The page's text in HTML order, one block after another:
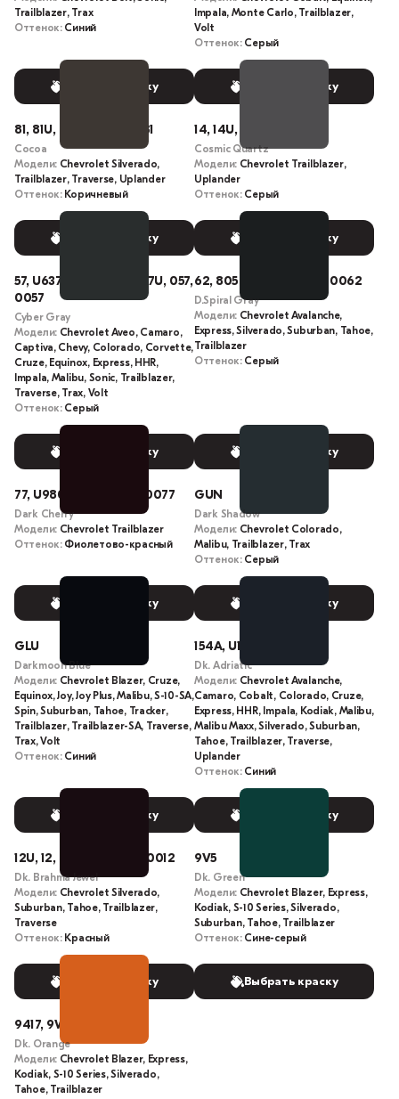
Trailblazer, Trax
Оттенок: Синий
Выбрать краску
Impala, Monte Carlo, Trailblazer,
Volt
Оттенок: Серый
Выбрать краску
81, 81U, U414P, 414P, 081
Cocoa
Модели: Chevrolet Silverado,
Trailblazer, Traverse, Uplander
Оттенок: Коричневый
Выбрать краску
14, 14U, 014
Cosmic Quartz
Модели: Chevrolet Trailblazer,
Uplander
Оттенок: Серый
Выбрать краску
57, U637R, GBV, 637R, 57U, 057,
0057
Cyber Gray
Модели: Chevrolet Aveo, Camaro,
Captiva, Chevy, Colorado, Corvette,
Cruze, Equinox, Express, HHR,
Impala, Malibu, Sonic, Trailblazer,
Traverse, Trax, Volt
Оттенок: Серый
Выбрать краску
62, 805K, U805K, 062, 0062
D.Spiral Gray
Модели: Chevrolet Avalanche,
Express, Silverado, Suburban, Tahoe,
Trailblazer
Оттенок: Серый
Выбрать краску
77, U9800, 9800, 077, 0077
Dark Cherry
Модели: Chevrolet Trailblazer
Оттенок: Фиолетово-красный
Выбрать краску
GUN
Dark Shadow
Модели: Chevrolet Colorado,
Malibu, Trailblazer, Trax
Оттенок: Серый
Выбрать краску
GLU
Darkmoon Blue
Модели: Chevrolet Blazer, Cruze,
Equinox, Joy, Joy Plus, Malibu, S-10-SA,
Spin, Suburban, Tahoe, Tracker,
Trailblazer, Trailblazer-SA, Traverse,
Trax, Volt
Оттенок: Синий
Выбрать краску
154A, U154A
Dk. Adriatic
Модели: Chevrolet Avalanche,
Camaro, Cobalt, Colorado, Cruze,
Express, HHR, Impala, Kodiak, Malibu,
Malibu Maxx, Silverado, Suburban,
Tahoe, Trailblazer, Traverse,
Uplander
Оттенок: Синий
Выбрать краску
12U, 12, GIP, 519Q, 012, 0012
Dk. Brahma Jewel
Модели: Chevrolet Silverado,
Suburban, Tahoe, Trailblazer,
Traverse
Оттенок: Красный
Выбрать краску
9V5
Dk. Green
Модели: Chevrolet Blazer, Express,
Kodiak, S-10 Series, Silverado,
Suburban, Tahoe, Trailblazer
Оттенок: Сине-серый
Выбрать краску
9417, 9W4, U9417
Dk. Orange
Модели: Chevrolet Blazer, Express,
Kodiak, S-10 Series, Silverado,
Tahoe, Trailblazer